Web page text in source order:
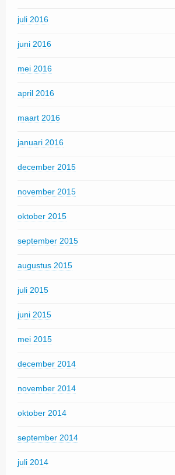
juli 2016
juni 2016
mei 2016
april 2016
maart 2016
januari 2016
december 2015
november 2015
oktober 2015
september 2015
augustus 2015
juli 2015
juni 2015
mei 2015
december 2014
november 2014
oktober 2014
september 2014
juli 2014